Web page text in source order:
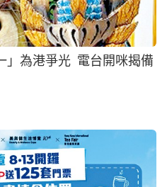
仔會展開鑼 登記《星島
日記